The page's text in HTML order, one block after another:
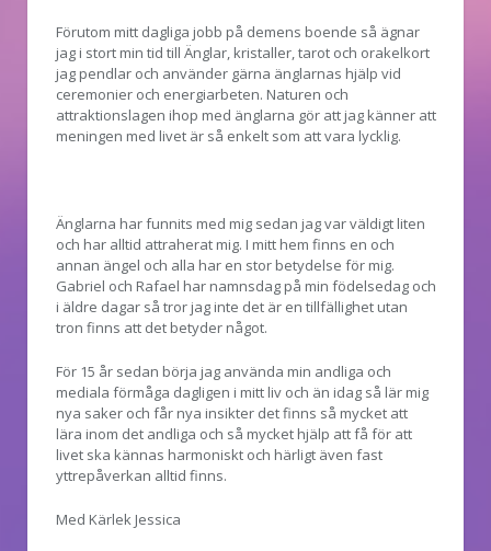
Förutom mitt dagliga jobb på demens boende så ägnar
jag i stort min tid till Änglar, kristaller, tarot och orakelkort
jag pendlar och använder gärna änglarnas hjälp vid
ceremonier och energiarbeten. Naturen och
attraktionslagen ihop med änglarna gör att jag känner att
meningen med livet är så enkelt som att vara lycklig.
Änglarna har funnits med mig sedan jag var väldigt liten
och har alltid attraherat mig. I mitt hem finns en och
annan ängel och alla har en stor betydelse för mig.
Gabriel och Rafael har namnsdag på min födelsedag och
i äldre dagar så tror jag inte det är en tillfällighet utan
tron finns att det betyder något.
För 15 år sedan börja jag använda min andliga och
mediala förmåga dagligen i mitt liv och än idag så lär mig
nya saker och får nya insikter det finns så mycket att
lära inom det andliga och så mycket hjälp att få för att
livet ska kännas harmoniskt och härligt även fast
yttrepåverkan alltid finns.
Med Kärlek Jessica